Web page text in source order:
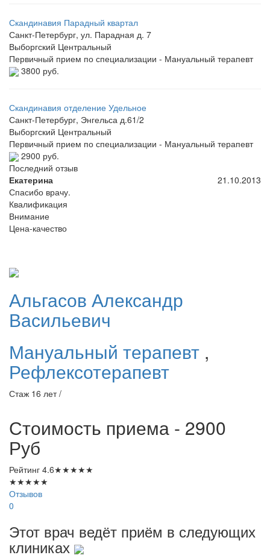
Скандинавия Парадный квартал
Санкт-Петербург, ул. Парадная д. 7
Выборгский Центральный
Первичный прием по специализации - Мануальный терапевт
3800 руб.
Скандинавия отделение Удельное
Санкт-Петербург, Энгельса д.61/2
Выборгский Центральный
Первичный прием по специализации - Мануальный терапевт
2900 руб.
Последний отзыв
Екатерина
21.10.2013
Спасибо врачу.
Квалификация
Внимание
Цена-качество
Альгасов Александр
Васильевич
Мануальный терапевт ,
Рефлексотерапевт
Стаж 16 лет /
Стоимость приема - 2900
Руб
Рейтинг 4.6★★★★★
★★★★★
Отзывов
0
Этот врач ведёт приём в следующих
клиниках